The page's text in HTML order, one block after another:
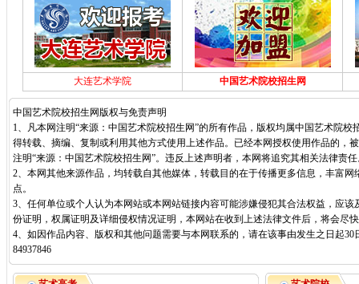
大连艺术学院 中国艺术院校招生网
中国艺术院校招生网版权与免责声明
1、凡本网注明“来源：中国艺术院校招生网”的所有作品，版权均属中国艺术院校
得转载、摘编、复制或利用其他方式使用上述作品。已经本网授权使用作品的，
注明“来源：中国艺术院校招生网”。违反上述声明者，本网将追究其相关法律责
2、本网其他来源作品，均转载自其他媒体，转载目的在于传播更多信息，丰富
点。
3、任何单位或个人认为本网站或本网站链接内容可能涉嫌侵犯其合法权益，应
份证明，权属证明及详细侵权情况证明，本网站在收到上述法律文件后，将会尽
4、如因作品内容、版权和其他问题需要与本网联系的，请在该事由发生之日起30
84937846